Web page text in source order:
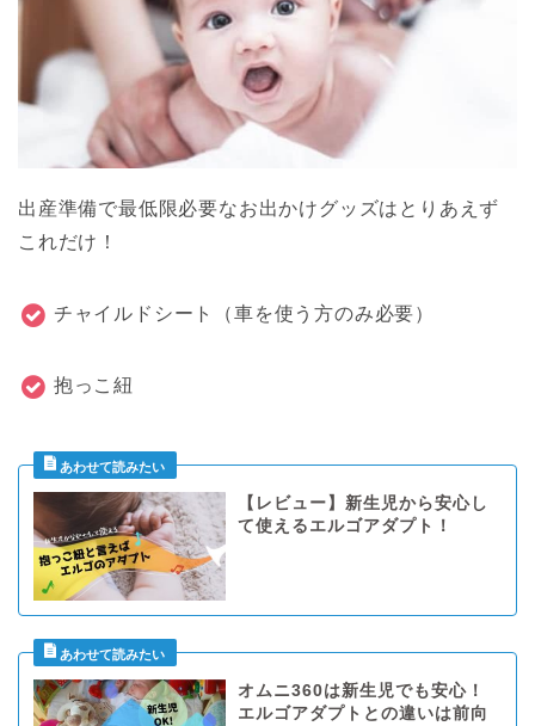
出産準備で最低限必要なお出かけグッズはとりあえず
これだけ！
チャイルドシート（車を使う方のみ必要）
抱っこ紐
【レビュー】新生児から安心し
て使えるエルゴアダプト！
オムニ360は新生児でも安心！
エルゴアダプトとの違いは前向